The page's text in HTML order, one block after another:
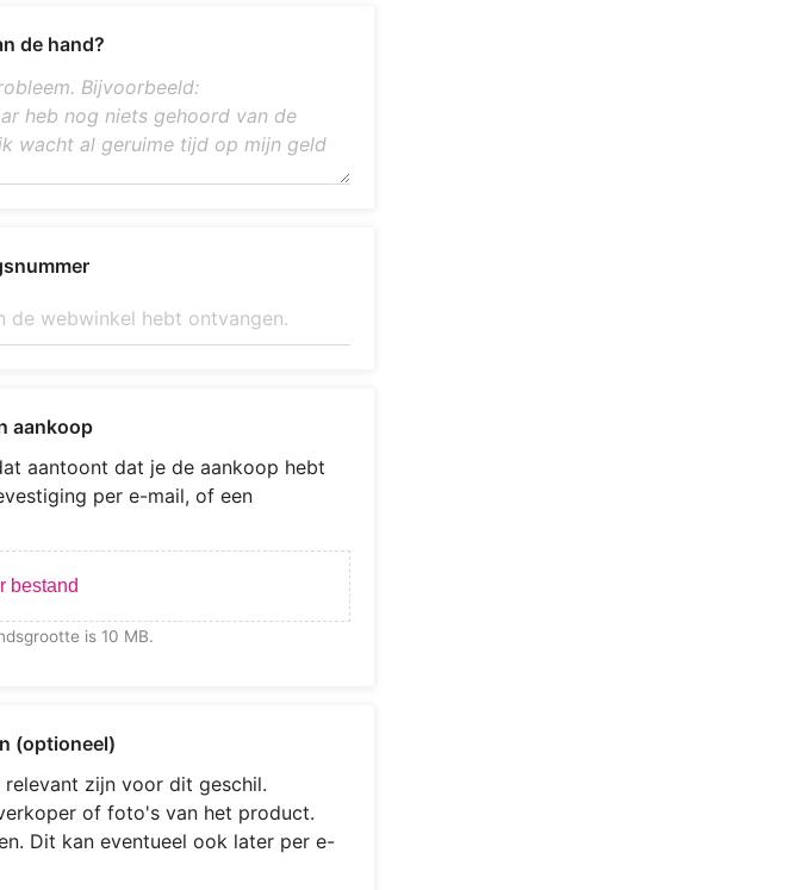
de hand?
aankoop
aantoont dat je de aankoop hebt
per e-mail, of een
bestand
is 10 MB.
(optioneel)
zijn voor dit geschil.
of foto's van het product.
Dit kan eventueel ook later per e-